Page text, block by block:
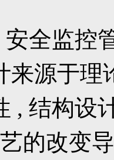
安全监控
来源于理
, 结构设
的改变